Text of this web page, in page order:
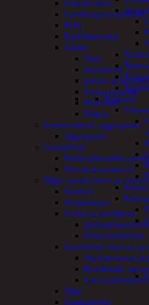
Työkalut
Imurit
Lämmittimet
Lumiharjat ja peitteet
Peilit
Pyyhkijänsulat
Sähkö
Akut
invertterit
Johdot ja liittimet
Lisä ja työvalot
Polttimot
Tulpat
Irtomoottorit, aggregaatit
Aggregaatit
Lisälaitteet
Polttoainesäiliöt,
Vinssit ja varusteet
Öljyt, suodattimet ja
Avaimet
Imupumput
Letkut ja tarvikkeet
Polttoaineletkut
Liuottimet, massat,
Alustamassat ja
Kemikaalit,
Lasi ja
Öljyt
Suodattimet